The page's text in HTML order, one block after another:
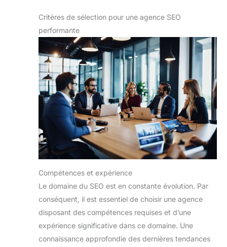
Critères de sélection pour une agence SEO
performante
Compétences et expérience
Le domaine du SEO est en constante évolution. Par
conséquent, il est essentiel de choisir une agence
disposant des compétences requises et d’une
expérience significative dans ce domaine. Une
connaissance approfondie des dernières tendances